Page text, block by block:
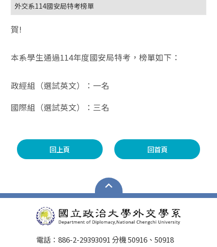
外交系114國安局特考榜單
賀!
本系學生通過114年度國安局特考，榜單如下：
政經組（選試英文）：一名
國際組（選試英文）：三名
回上頁 回首頁
電話：886-2-29393091 分機 50916、50918